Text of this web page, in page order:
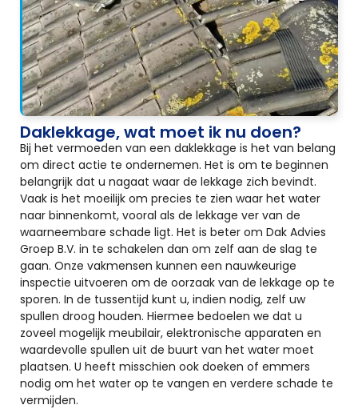
Daklekkage, wat moet ik nu doen?
Bij het vermoeden van een daklekkage is het van belang
om direct actie te ondernemen. Het is om te beginnen
belangrijk dat u nagaat waar de lekkage zich bevindt.
Vaak is het moeilijk om precies te zien waar het water
naar binnenkomt, vooral als de lekkage ver van de
waarneembare schade ligt. Het is beter om Dak Advies
Groep B.V. in te schakelen dan om zelf aan de slag te
gaan. Onze vakmensen kunnen een nauwkeurige
inspectie uitvoeren om de oorzaak van de lekkage op te
sporen. In de tussentijd kunt u, indien nodig, zelf uw
spullen droog houden. Hiermee bedoelen we dat u
zoveel mogelijk meubilair, elektronische apparaten en
waardevolle spullen uit de buurt van het water moet
plaatsen. U heeft misschien ook doeken of emmers
nodig om het water op te vangen en verdere schade te
vermijden.